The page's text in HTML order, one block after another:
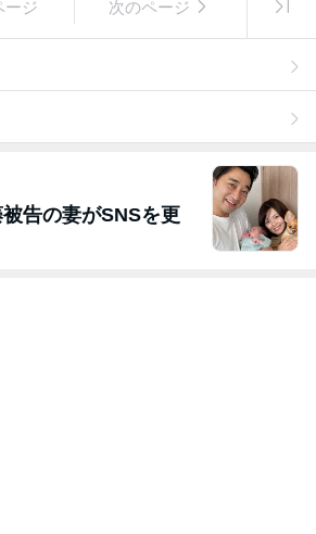
ージ 次のページ
告の妻がSNSを更